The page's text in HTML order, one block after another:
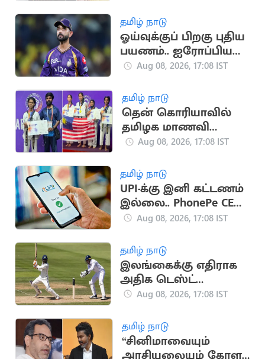
தமிழ் நாடு
ஓய்வுக்குப் பிறகு புதிய
பயணம்.. ஐரோப்பிய
டி20 லீக்கில்
Aug 08, 2026, 17:08 IST
தமிழ் நாடு
தென் கொரியாவில்
தமிழக மாணவி
அசத்தல்.. உலக
போட்டியில்
வெண்கலம்
Aug 08, 2026, 17:08 IST
தமிழ் நாடு
UPI-க்கு இனி கட்டணம்
இல்லை.. PhonePe CEO
சமீர் நிகாம் உறுதி
Aug 08, 2026, 17:08 IST
தமிழ் நாடு
இலங்கைக்கு எதிராக
அதிக டெஸ்ட்
விக்கெட்டுகள்
வீரர்கள்
Aug 08, 2026, 17:08 IST
தமிழ் நாடு
“சினிமாவையும்